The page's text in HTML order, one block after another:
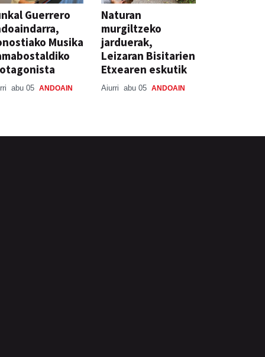
Guerrero
Musika
abu 05 ANDOAIN
Naturan
murgiltzeko
jarduerak,
Leizaran Bisitarien
Etxearen eskutik
Aiurri abu 05 ANDOAIN